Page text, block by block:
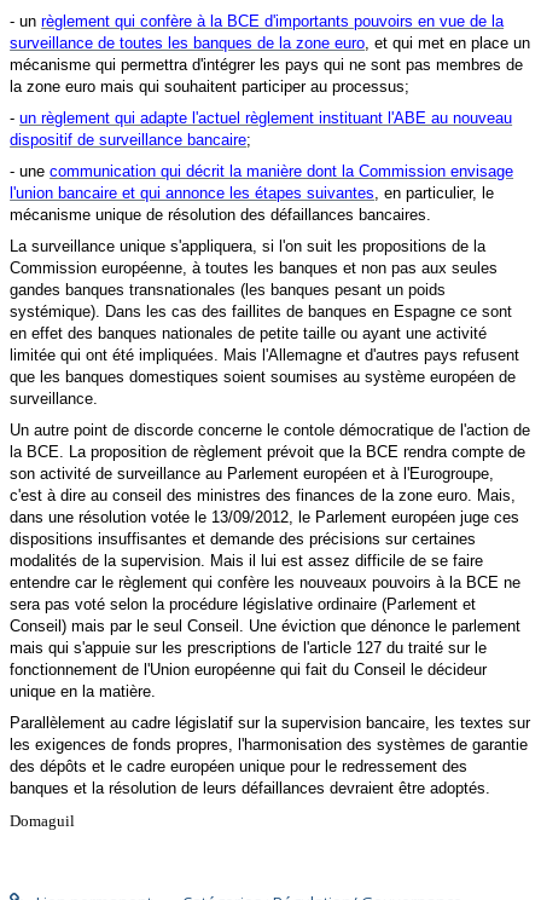
- unrèglement qui confère à la BCE d'importants pouvoirs en vue de la
surveillance de toutes les banques de la zone euro , et qui met en place un
mécanisme qui permettra d'intégrer les pays qui ne sont pas membres de
la zone euro mais qui souhaitent participer au processus;
-un règlement qui adapte l'actuel règlement instituant l'ABE au nouveau
dispositif de surveillance bancaire;
- unecommunication qui décrit la manière dont la Commission envisage
l'union bancaire et qui annonce les étapes suivantes, en particulier, le
mécanisme unique de résolution des défaillances bancaires.
La surveillance unique s'appliquera, si l'on suit les propositions de la
Commission européenne, à toutes les banques et non pas aux seules
gandes banques transnationales (les banques pesant un poids
systémique). Dans les cas des faillites de banques en Espagne ce sont
en effet des banques nationales de petite taille ou ayant une activité
limitée qui ont été impliquées. Mais l'Allemagne et d'autres pays refusent
que les banques domestiques soient soumises au système européen de
surveillance.
Un autre point de discorde concerne le contole démocratique de l'action de
la BCE. La proposition de règlement prévoit que la BCE rendra compte de
son activité de surveillance au Parlement européen et à l'Eurogroupe,
c'est à dire au conseil des ministres des finances de la zone euro. Mais,
dans une résolution votée le 13/09/2012, le Parlement européen juge ces
dispositions insuffisantes et demande des précisions sur certaines
modalités de la supervision. Mais il lui est assez difficile de se faire
entendre car le règlement qui confère les nouveaux pouvoirs à la BCE ne
sera pas voté selon la procédure législative ordinaire (Parlement et
Conseil) mais par le seul Conseil. Une éviction que dénonce le parlement
mais qui s'appuie sur les prescriptions de l'article 127 du traité sur le
fonctionnement de l'Union européenne qui fait du Conseil le décideur
unique en la matière.
Parallèlement au cadre législatif sur la supervision bancaire, les textes sur
les exigences de fondspropres, l'harmonisation des systèmes de garantie
des dépôts et le cadre européen unique pour le redressement des
banques et la résolution de leurs défaillances devraient être adoptés.
Domaguil